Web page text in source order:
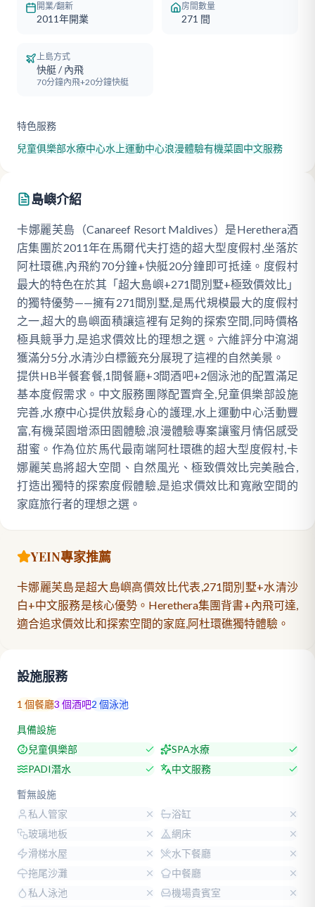
開業/翻新
2011年開業
房間數量
271 間
上島方式
快艇 / 內飛
70分鐘內飛+20分鐘快艇
特色服務
兒童俱樂部水療中心水上運動中心浪漫體驗有機菜園中文服務
島嶼介紹
卡娜麗芙島（Canareef Resort Maldives）是Herethera酒
店集團於2011年在馬爾代夫打造的超大型度假村,坐落於
阿杜環礁,內飛約70分鐘+快艇20分鐘即可抵達。度假村
最大的特色在於其「超大島嶼+271間別墅+極致價效比」
的獨特優勢——擁有271間別墅,是馬代規模最大的度假村
之一,超大的島嶼面積讓這裡有足夠的探索空間,同時價格
極具競爭力,是追求價效比的理想之選。六維評分中瀉湖
獲滿分5分,水清沙白標籤充分展現了這裡的自然美景。
提供HB半餐套餐,1間餐廳+3間酒吧+2個泳池的配置滿足
基本度假需求。中文服務團隊配置齊全,兒童俱樂部設施
完善,水療中心提供放鬆身心的護理,水上運動中心活動豐
富,有機菜園增添田園體驗,浪漫體驗專案讓蜜月情侶感受
甜蜜。作為位於馬代最南端阿杜環礁的超大型度假村,卡
娜麗芙島將超大空間、自然風光、極致價效比完美融合,
打造出獨特的探索度假體驗,是追求價效比和寬敞空間的
家庭旅行者的理想之選。
YEIN專家推薦
卡娜麗芙島是超大島嶼高價效比代表,271間別墅+水清沙
白+中文服務是核心優勢。Herethera集團背書+內飛可達,
適合追求價效比和探索空間的家庭,阿杜環礁獨特體驗。
設施服務
1 個餐廳3 個酒吧2 個泳池
具備設施
兒童俱樂部
SPA水療
PADI潛水
中文服務
暫無設施
私人管家
浴缸
玻璃地板
網床
滑梯水屋
水下餐廳
拖尾沙灘
中餐廳
私人泳池
機場貴賓室